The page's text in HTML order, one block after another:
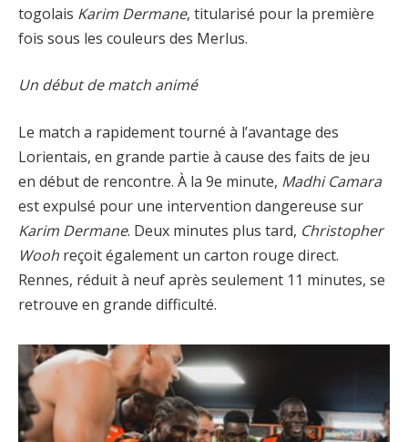
togolais Karim Dermane, titularisé pour la première
fois sous les couleurs des Merlus.
Un début de match animé
Le match a rapidement tourné à l’avantage des
Lorientais, en grande partie à cause des faits de jeu
en début de rencontre. À la 9e minute, Madhi Camara
est expulsé pour une intervention dangereuse sur
Karim Dermane. Deux minutes plus tard, Christopher
Wooh reçoit également un carton rouge direct.
Rennes, réduit à neuf après seulement 11 minutes, se
retrouve en grande difficulté.